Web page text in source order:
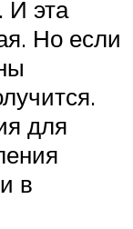
И эта
Но если
для
в